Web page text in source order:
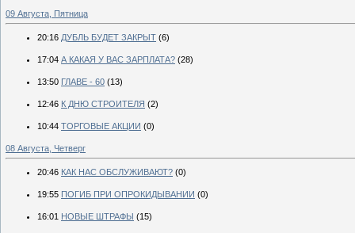
09 Августа, Пятница
20:16 ДУБЛЬ БУДЕТ ЗАКРЫТ (6)
17:04 А КАКАЯ У ВАС ЗАРПЛАТА? (28)
13:50 ГЛАВЕ - 60 (13)
12:46 К ДНЮ СТРОИТЕЛЯ (2)
10:44 ТОРГОВЫЕ АКЦИИ (0)
08 Августа, Четверг
20:46 КАК НАС ОБСЛУЖИВАЮТ? (0)
19:55 ПОГИБ ПРИ ОПРОКИДЫВАНИИ (0)
16:01 НОВЫЕ ШТРАФЫ (15)